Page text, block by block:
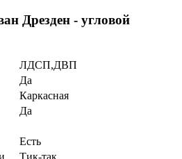
Дрезден - угловой
ЛДСП,ДВП
Да
Каркасная
Да
Есть
Тик-так